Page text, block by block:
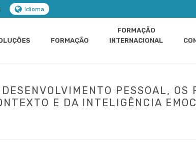
Idioma
FORMAÇÃO
FORMAÇÃO
INTERNACIONAL
PESSOAL, OS
E DA INTELIGÊNCIA